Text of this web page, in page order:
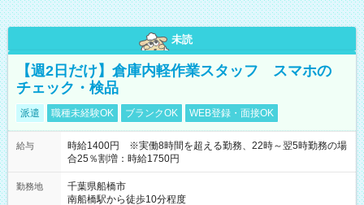
未読
【週2日だけ】倉庫内軽作業スタッフ スマホの
チェック・検品
派遣 職種未経験OK ブランクOK WEB登録・面接OK
給与
時給1400円 ※実働8時間を超える勤務、22時～翌5時勤務の場
合25％割増：時給1750円
勤務地
千葉県船橋市
南船橋駅から徒歩10分程度